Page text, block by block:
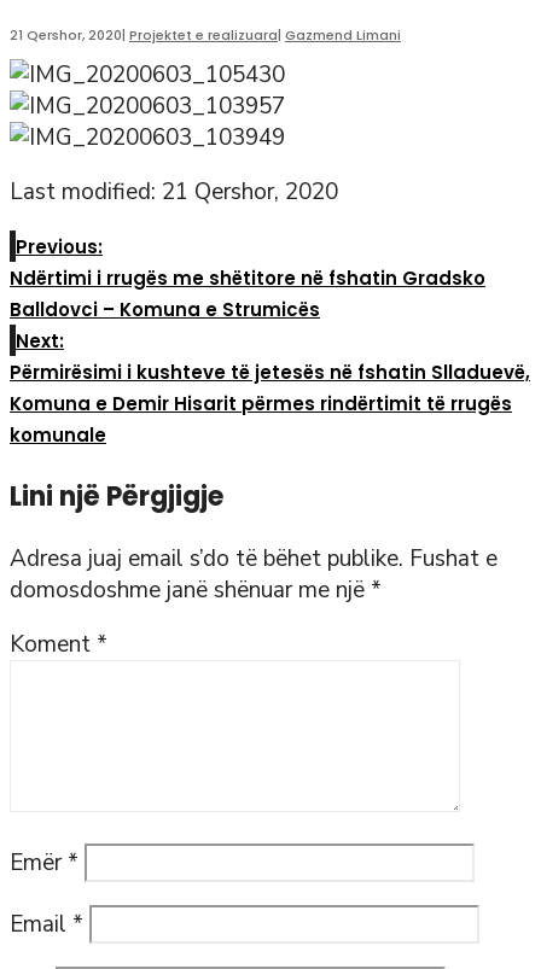
21 Qershor, 2020| Projektet e realizuara| Gazmend Limani
Last modified: 21 Qershor, 2020
Previous:
Ndërtimi i rrugës me shëtitore në fshatin Gradsko
Balldovci – Komuna e Strumicës
Next:
Përmirësimi i kushteve të jetesës në fshatin Slladuevë,
Komuna e Demir Hisarit përmes rindërtimit të rrugës
komunale
Lini një Përgjigje
Adresa juaj email s’do të bëhet publike. Fushat e
domosdoshme janë shënuar me një *
Koment *
Emër*
Email *